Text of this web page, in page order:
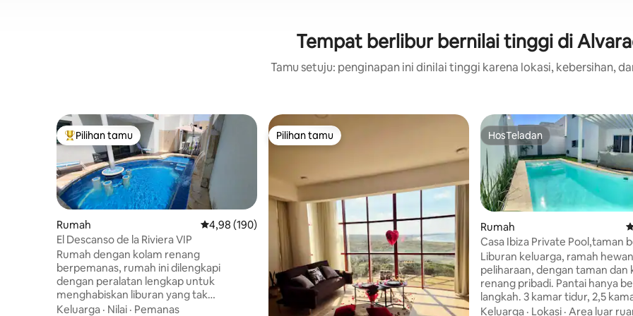
Tempat berlibur bernilai tinggi di
Tamu setuju: penginapan ini dinilai tinggi karena lokasi, kebersihan,
Pilihan tamu terpopuler
Pilihan tamu
Rumah Nilai rata-rata 4,98 dari 5, 190 ulasan
4,98 (190)
El Descanso de la Riviera VIP
Rumah dengan kolam renang
berpemanas, rumah ini dilengkapi
dengan peralatan lengkap untuk
menghabiskan liburan yang tak
terlupakan dapat menampung 12 orang
Keluarga · Nilai · Pemanas
Pilihan tamu
Pilihan tamu HosTeladan
HosTeladan
Rumah
Casa Ibiza Private Pool,taman
langkah dari laut
Liburan keluarga, ramah hewan
peliharaan, dengan taman dan
renang pribadi. Pantai hanya
langkah. 3 kamar tidur, 2,5 kamar mandi
dan dapur dengan ruang tamu
Keluarga · Lokasi · Area luar